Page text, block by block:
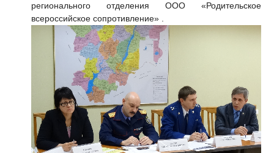
регионального отделения ООО «Родительское
всероссийское сопротивление» .